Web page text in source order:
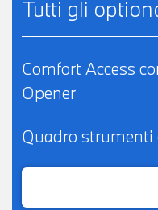
Tutti gli
Comfort Access
Opener
Quadro strumenti